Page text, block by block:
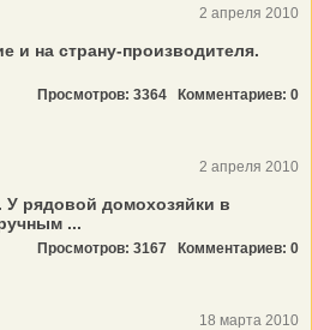
2 апреля 2010
и на страну-производителя.
Просмотров: 3364 Комментариев: 0
2 апреля 2010
У рядовой домохозяйки в
...
Просмотров: 3167 Комментариев: 0
18 марта 2010